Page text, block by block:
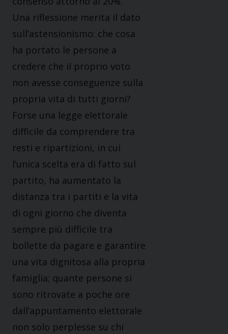
Una riflessione merita il dato
sull’astensionismo: che cosa
ha portato le persone a
credere che il proprio voto
non avesse conseguenze sulla
propria vita di tutti giorni?
Forse una legge elettorale
difficile da comprendere tra
resti e ripartizioni, in cui
l’unica scelta era di fatto sul
partito, ha aumentato la
distanza tra i partiti e la vita
di ogni giorno che diventa
sempre più difficile tra
bollette da pagare e garantire
una vita dignitosa alla propria
famiglia; quante persone si
sono ritrovate a poche ore
dall’appuntamento elettorale
non solo perplesse su chi